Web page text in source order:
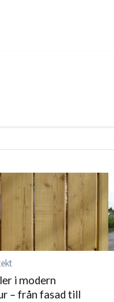
i modern
– från fasad till